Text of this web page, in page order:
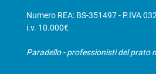
Numero REA: BS-351497 - P.IVA
i.v. 10.000€
Paradello - professionisti del prato